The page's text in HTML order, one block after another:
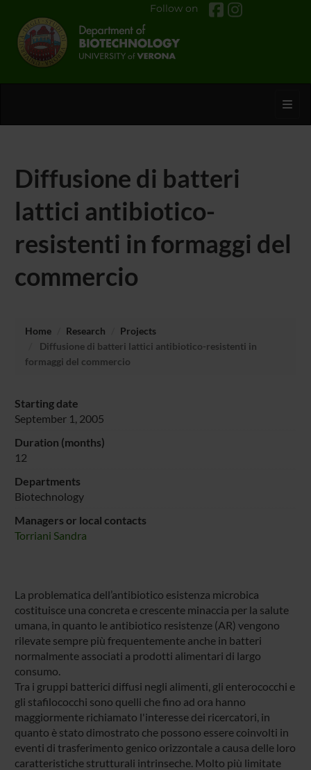
Follow on
Diffusione di batteri
lattici antibiotico-
resistenti in formaggi del
commercio
Home Research
Projects
Diffusione di batteri lattici antibiotico-resistenti in
formaggi del commercio
Starting date
September 1, 2005
Duration (months)
12
Departments
Biotechnology
Managers or local contacts
Torriani Sandra
La problematica dell’antibiotico esistenza microbica
costituisce una concreta e crescente minaccia per la salute
umana, in quanto le antibiotico resistenze (AR) vengono
rilevate sempre più frequentemente anche in batteri
normalmente associati a prodotti alimentari di largo
consumo.
Tra i gruppi batterici diffusi negli alimenti, gli enterococchi e
gli stafilococchi sono quelli che fino ad ora hanno
maggiormente richiamato l'interesse dei ricercatori, in
quanto è stato dimostrato che possono essere coinvolti in
eventi di trasferimento genico orizzontale a causa delle loro
caratteristiche strutturali intrinseche. Molto più limitate